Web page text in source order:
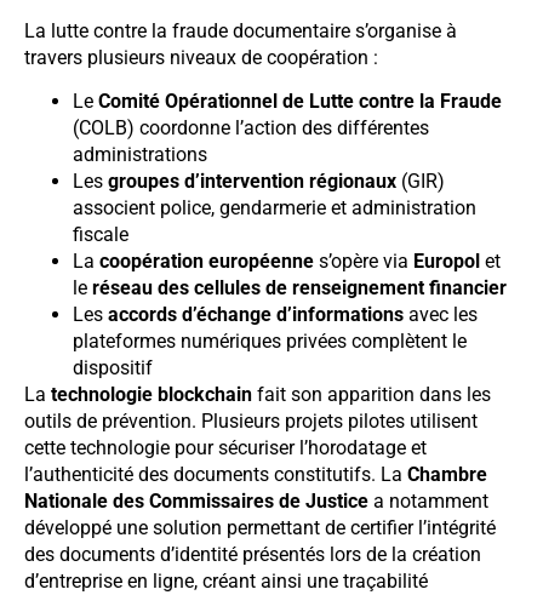
La lutte contre la fraude documentaire s’organise à
travers plusieurs niveaux de coopération :
Le Comité Opérationnel de Lutte contre la Fraude
(COLB) coordonne l’action des différentes
administrations
Les groupes d’intervention régionaux (GIR)
associent police, gendarmerie et administration
fiscale
La coopération européenne s’opère via Europol et
le réseau des cellules de renseignement financier
Les accords d’échange d’informations avec les
plateformes numériques privées complètent le
dispositif
La technologie blockchain fait son apparition dans les
outils de prévention. Plusieurs projets pilotes utilisent
cette technologie pour sécuriser l’horodatage et
l’authenticité des documents constitutifs. La Chambre
Nationale des Commissaires de Justice a notamment
développé une solution permettant de certifier l’intégrité
des documents d’identité présentés lors de la création
d’entreprise en ligne, créant ainsi une traçabilité